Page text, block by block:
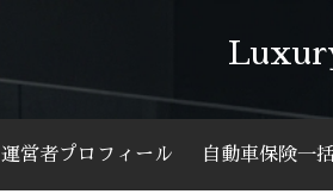
運営者プロフィール 自動車保険一